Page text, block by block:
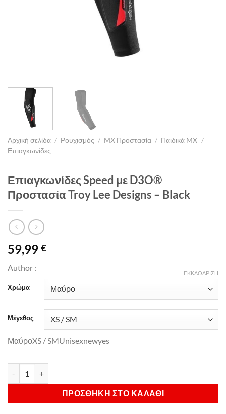
Αρχική σελίδα / Ρουχισμός / MX Προστασία / Παιδικά MX /
Επιαγκωνίδες
Επιαγκωνίδες Speed με D3O®
Προστασία Troy Lee Designs – Black
59,99 €
Author :
Χρώμα
Μέγεθος
ΕΚΚΑΘΆΡΙΣΗ
ΜαύροXS / SMUnisexnewyes
ΠΡΟΣΘΉΚΗ ΣΤΟ ΚΑΛΆΘΙ